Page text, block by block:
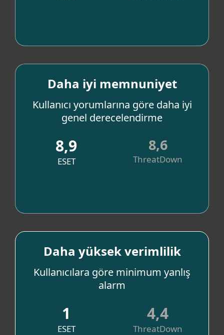
Daha iyi memnuniyet
Kullanıcı yorumlarına göre daha iyi
genel derecelendirme
8,9
ESET
8,6
ThreatDown
En iyi müşteri hizmeti sayesinde
içiniz rahat eder
Daha yüksek verimlilik
Kullanıcılara göre minimum yanlış
alarm
1
ESET
4,4
ThreatDown
Verimliliğinizi artırma